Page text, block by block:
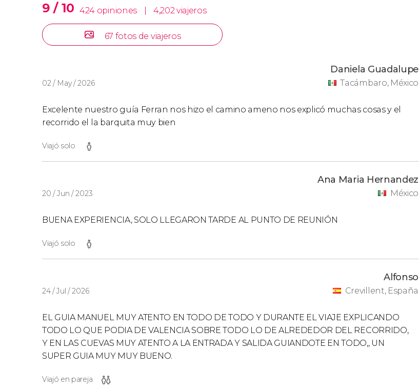
9 / 10 424 opiniones 4,202 viajeros
67 fotos de viajeros
02 / May / 2026
Daniela Guadalupe
Tacámbaro, México
Excelente nuestro guía Ferran nos hizo el camino ameno nos explicó muchas cosas y el
recorrido el la barquita muy bien
Viajó solo
20 / Jun / 2023
Ana Maria Hernandez
México
BUENA EXPERIENCIA, SOLO LLEGARON TARDE AL PUNTO DE REUNIÓN
Viajó solo
24 / Jul / 2026
Alfonso
Crevillent, España
EL GUIA MANUEL MUY ATENTO EN TODO DE TODO Y DURANTE EL VIAJE EXPLICANDO
TODO LO QUE PODIA DE VALENCIA SOBRE TODO LO DE ALREDEDOR DEL RECORRIDO,
Y EN LAS CUEVAS MUY ATENTO A LA ENTRADA Y SALIDA GUIANDOTE EN TODO,, UN
SUPER GUIA MUY MUY BUENO.
Viajó en pareja